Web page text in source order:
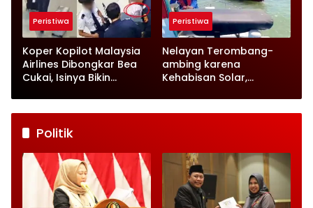
Peristiwa
Koper Kopilot Malaysia
Airlines Dibongkar Bea
Cukai, Isinya Bikin
Peristiwa
Nelayan Terombang-
ambing karena
Kehabisan Solar,
Datang Tepat Waktu
Politik